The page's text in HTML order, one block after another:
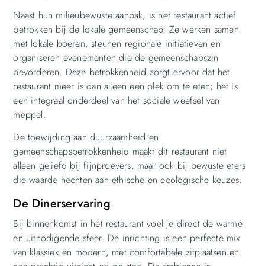
Naast hun milieubewuste aanpak, is het restaurant actief
betrokken bij de lokale gemeenschap. Ze werken samen
met lokale boeren, steunen regionale initiatieven en
organiseren evenementen die de gemeenschapszin
bevorderen. Deze betrokkenheid zorgt ervoor dat het
restaurant meer is dan alleen een plek om te eten; het is
een integraal onderdeel van het sociale weefsel van
meppel.
De toewijding aan duurzaamheid en
gemeenschapsbetrokkenheid maakt dit restaurant niet
alleen geliefd bij fijnproevers, maar ook bij bewuste eters
die waarde hechten aan ethische en ecologische keuzes.
De Dinerservaring
Bij binnenkomst in het restaurant voel je direct de warme
en uitnodigende sfeer. De inrichting is een perfecte mix
van klassiek en modern, met comfortabele zitplaatsen en